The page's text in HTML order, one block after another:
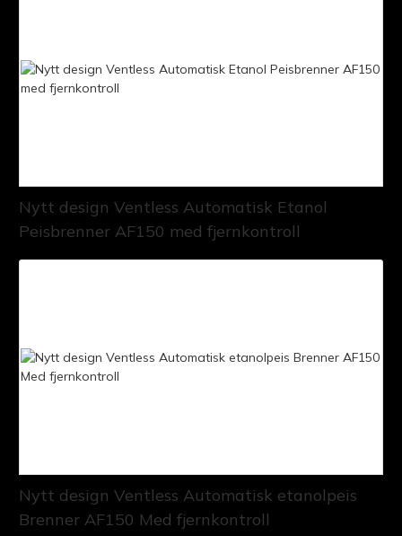
Nytt design Ventless Automatisk Etanol
Peisbrenner AF150 med fjernkontroll
Nytt design Ventless Automatisk etanolpeis
Brenner AF150 Med fjernkontroll